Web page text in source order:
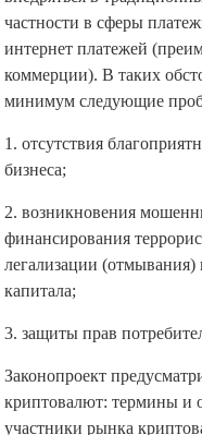
частности в сферы
интернет платежей
коммерции). В таких
минимум следующие
1. отсутствия
бизнеса;
2. возникновения
финансирования
легализации (отмывания)
капитала;
3. защиты прав
Законопроект
криптовалют: термины и
участники рынка